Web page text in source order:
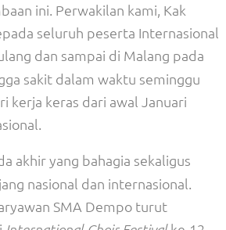
ini. Perwakilan kami, Kak
seluruh peserta Internasional
dan sampai di Malang pada
sakit dalam waktu seminggu
kerja keras dari awal Januari
akhir yang bahagia sekaligus
nasional dan internasional.
SMA Dempo turut